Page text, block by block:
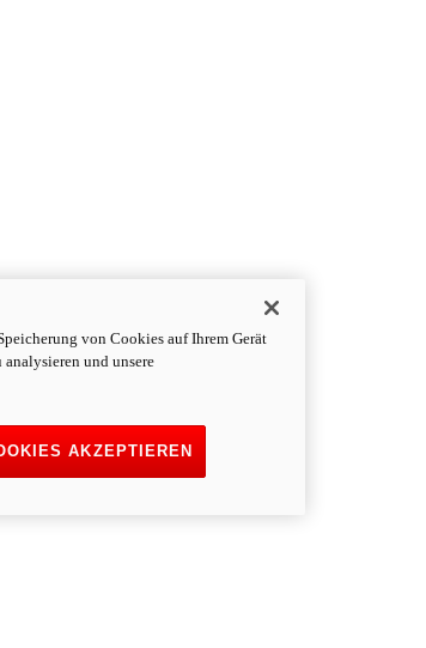
von Cookies auf Ihrem Gerät
und unsere
AKZEPTIEREN